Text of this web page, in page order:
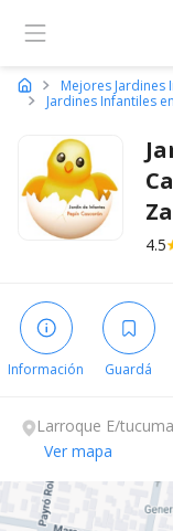
Mejores Jardines
Jardines Infantiles
4.5
Información Guardá
Larroque E/
Zamora, Buenos
Ver mapa